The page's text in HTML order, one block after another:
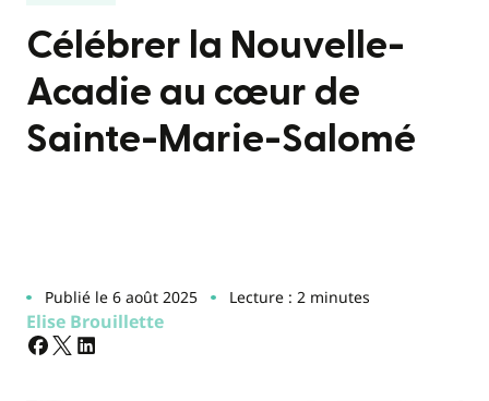
Célébrer la Nouvelle-
Acadie au cœur de
Sainte-Marie-Salomé
Publié le 6 août 2025 Lecture : 2 minutes
Elise Brouillette